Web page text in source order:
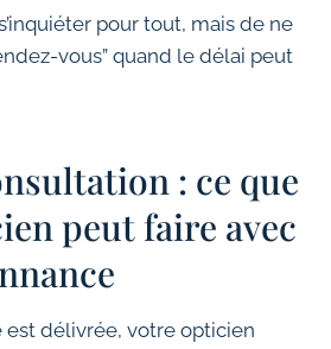
s’inquiéter pour tout, mais de ne
vous” quand le délai peut
: ce que
peut faire avec
est délivrée, votre opticien